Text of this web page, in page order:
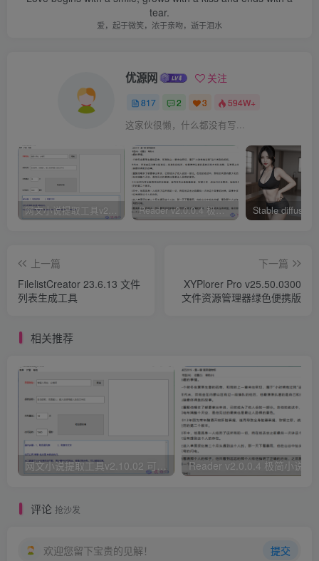
tear.
爱，起于微笑，浓于亲吻，逝于泪水
优源网 关注
817 2 3 594W+
这家伙很懒，什么都没有写...
网文小说提取工具v2.10.02 可以自动下载小说 从此不再花钱看小说 Reader v2.0.0.4 极简小说阅读器支持导入在线及离线书源
上一篇
FilelistCreator 23.6.13 文件
列表生成工具
下一篇
XYPlorer Pro v25.50.0300
文件资源管理器绿色便携版
相关推荐
评论 抢沙发
欢迎您留下宝贵的见解！ 提交